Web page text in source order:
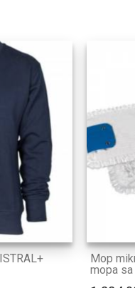
Mop
mopa